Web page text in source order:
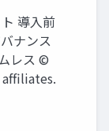
導入前
ナンス
レス ©